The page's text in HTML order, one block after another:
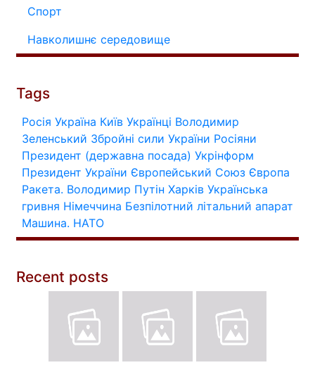
Спорт
Навколишнє середовище
Tags
Росія Україна Київ Українці Володимир
Зеленський Збройні сили України Росіяни
Президент (державна посада) Укрінформ
Президент України Європейський Союз Європа
Ракета. Володимир Путін Харків Українська
гривня Німеччина Безпілотний літальний апарат
Машина. НАТО
Recent posts